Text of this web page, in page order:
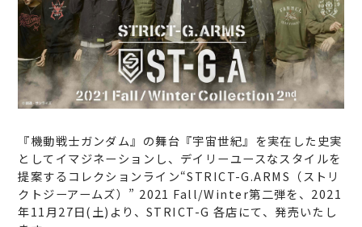
『機動戦士ガンダム』の舞台『宇宙世紀』を実在した史実
としてイマジネーションし、デイリーユースなスタイルを
提案するコレクションライン“STRICT-G.ARMS（ストリ
クトジーアームズ）” 2021 Fall/Winter第二弾を、2021
年11月27日(土)より、STRICT-G 各店にて、発売いたし